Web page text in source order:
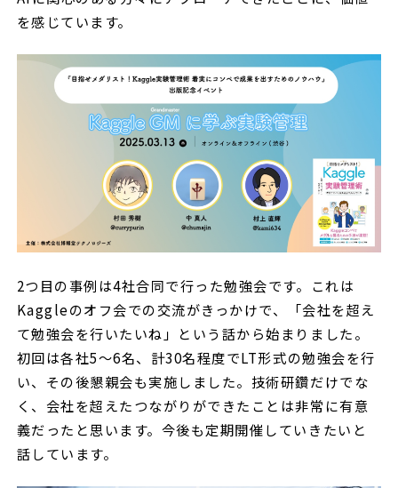
を感じています。
2つ目の事例は4社合同で行った勉強会です。これは
Kaggleのオフ会での交流がきっかけで、「会社を超え
て勉強会を行いたいね」という話から始まりました。
初回は各社5〜6名、計30名程度でLT形式の勉強会を行
い、その後懇親会も実施しました。技術研鑽だけでな
く、会社を超えたつながりができたことは非常に有意
義だったと思います。今後も定期開催していきたいと
話しています。